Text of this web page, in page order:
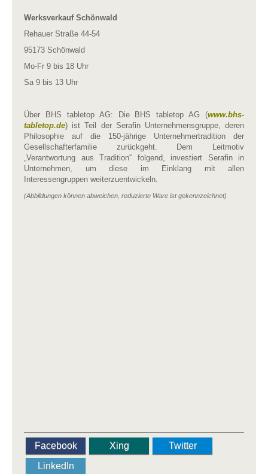
Werksverkauf Schönwald
Rehauer Straße 44-54
95173 Schönwald
Mo-Fr 9 bis 18 Uhr
Sa 9 bis 13 Uhr
Über BHS tabletop AG: Die BHS tabletop AG (www.bhs-
tabletop.de) ist Teil der Serafin Unternehmensgruppe, deren
Philosophie auf die 150-jährige Unternehmertradition der
Gesellschafterfamilie zurückgeht. Dem Leitmotiv
„Verantwortung aus Tradition“ folgend, investiert Serafin in
Unternehmen, um diese im Einklang mit allen
Interessengruppen weiterzuentwickeln.
(Abbildungen können abweichen, reduzierte Ware ist gekennzeichnet)
Facebook Xing
Twitter
LinkedIn